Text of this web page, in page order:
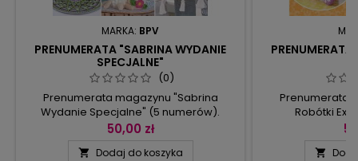
MARKA: BPV
PRENUMERATA "SABRINA WYDANIE
SPECJALNE"
(0)
Prenumerata magazynu "Sabrina
Wydanie Specjalne" (5 numerów).
50,00 zł
 Dodaj do koszyka
Prenumerata
Robótki
